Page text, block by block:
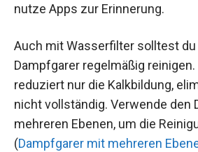
nutze Apps zur Erinnerung.
Auch mit Wasserfilter solltest du
Dampfgarer regelmäßig reinigen.
reduziert nur die Kalkbildung,
nicht vollständig. Verwende den
mehreren Ebenen, um die
(Dampfgarer mit mehreren